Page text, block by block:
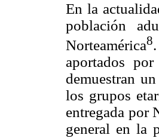
En la
población
Norteamérica8
aportados
demuestran
los grupos
entregada por
general en la